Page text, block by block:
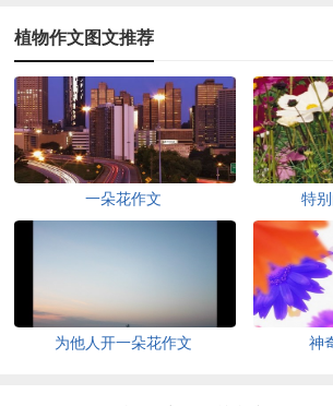
植物作文图文推荐
一朵花作文 特
为他人开一朵花作文 神